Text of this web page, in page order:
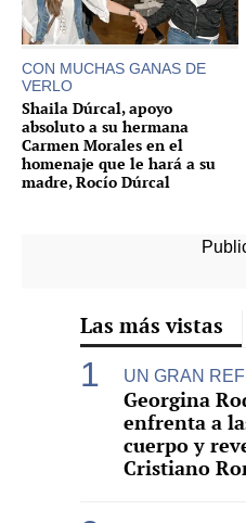
CON MUCHAS GANAS DE
VERLO
Shaila Dúrcal, apoyo
absoluto a su hermana
Carmen Morales en el
homenaje que le hará a su
madre, Rocío Dúrcal
Las más vistas
UN GRAN
Georgina
enfrenta a
cuerpo y
Cristiano